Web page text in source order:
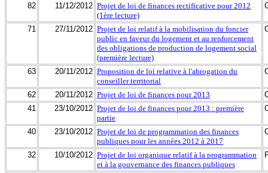
82 11/12/2012 Projet de loi de finances rectificative pour 2012
(1ère lecture)
71 27/11/2012 Projet de loi relatif à la mobilisation du foncier
public en faveur du logement et au renforcement
des obligations de production de logement social
(première lecture)
63 20/11/2012 Proposition de loi relative à l'abrogation du
conseiller territorial
62 20/11/2012 Projet de loi de finances pour 2013
41
23/10/2012 Projet de loi de finances pour 2013 : première
partie
40 23/10/2012 Projet de loi de programmation des finances
publiques pour les années 2012 à 2017
32 10/10/2012 Projet de loi organique relatif à la programmation
et à la gouvernance des finances publiques